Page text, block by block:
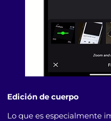
Edición de cuerpo
Lo que es especialmente